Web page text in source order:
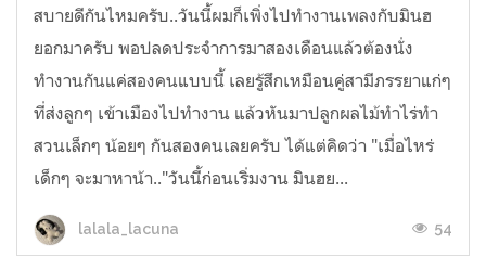
สบายดีกันไหมครับ..วันนี้ผมก็เพิ่งไปทำงานเพลงกับมินฮ
ยอกมาครับ พอปลดประจำการมาสองเดือนแล้วต้องนั่ง
ทำงานกันแค่สองคนแบบนี้ เลยรู้สึกเหมือนคู่สามีภรรยาแก่ๆ
ที่ส่งลูกๆ เข้าเมืองไปทำงาน แล้วหันมาปลูกผลไม้ทำไร่ทำ
สวนเล็กๆ น้อยๆ กันสองคนเลยครับ ได้แต่คิดว่า "เมื่อไหร่
เด็กๆ จะมาหาน้า.."วันนี้ก่อนเริ่มงาน มินฮย...
lalala_lacuna 54